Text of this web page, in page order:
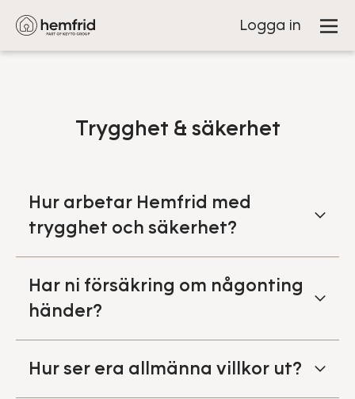
Logga in
Trygghet & säkerhet
Hur arbetar Hemfrid med
trygghet och säkerhet?
Har ni försäkring om någonting
händer?
Hur ser era allmänna villkor ut?